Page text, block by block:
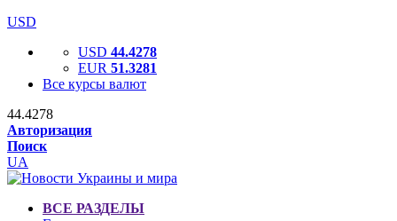
USD
USD 44.4278
EUR 51.3281
Все курсы валют
44.4278
Авторизация
Поиск
UA
ВСЕ РАЗДЕЛЫ